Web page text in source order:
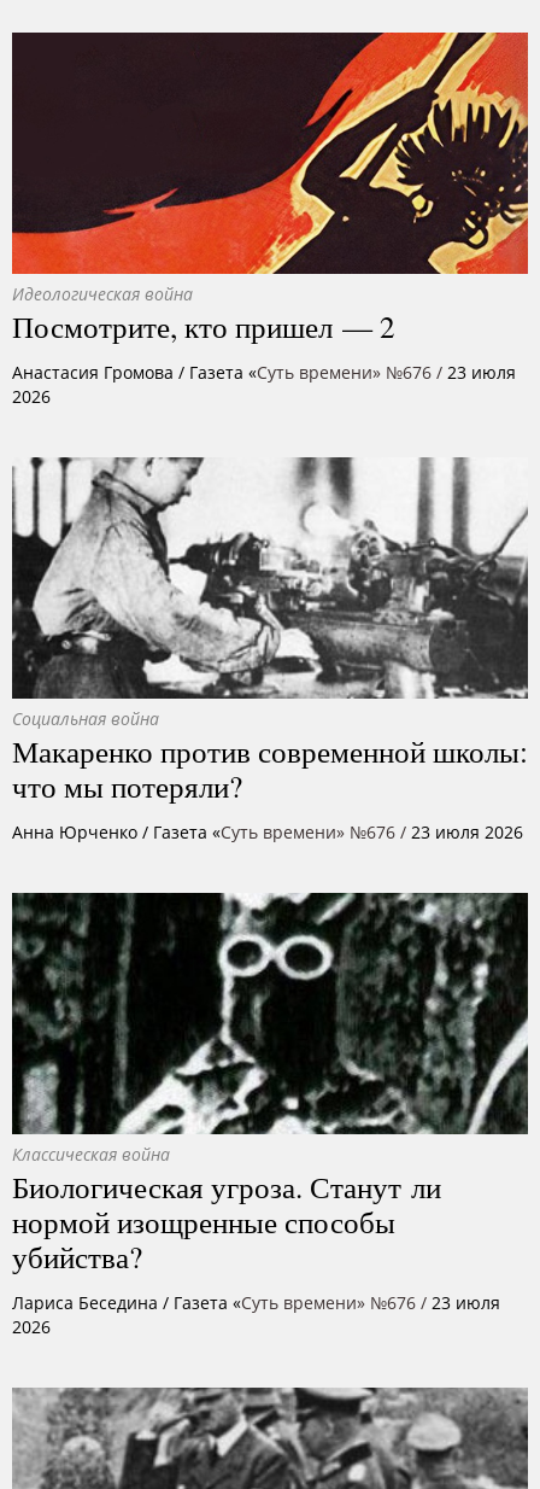
Идеологическая война
Посмотрите, кто пришел — 2
Анастасия Громова / Газета «Суть времени» №676 / 23 июля
2026
Социальная война
Макаренко против современной школы:
что мы потеряли?
Анна Юрченко / Газета «Суть времени» №676 / 23 июля 2026
Классическая война
Биологическая угроза. Станут ли
нормой изощренные способы
убийства?
Лариса Беседина / Газета «Суть времени» №676 / 23 июля
2026